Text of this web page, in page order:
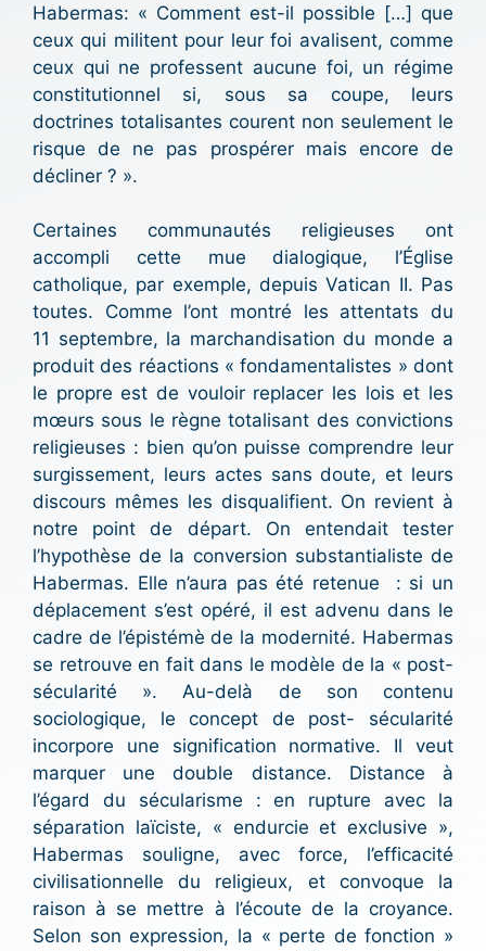
Habermas: « Comment est-il possible […] que
ceux qui militent pour leur foi avalisent, comme
ceux qui ne professent aucune foi, un régime
constitutionnel si, sous sa coupe, leurs
doctrines totalisantes courent non seulement le
risque de ne pas prospérer mais encore de
décliner ? ».
Certaines communautés religieuses ont
accompli cette mue dialogique, l’Église
catholique, par exemple, depuis Vatican II. Pas
toutes. Comme l’ont montré les attentats du
11 septembre, la marchandisation du monde a
produit des réactions « fondamentalistes » dont
le propre est de vouloir replacer les lois et les
mœurs sous le règne totalisant des convictions
religieuses : bien qu’on puisse comprendre leur
surgissement, leurs actes sans doute, et leurs
discours mêmes les disqualifient. On revient à
notre point de départ. On entendait tester
l’hypothèse de la conversion substantialiste de
Habermas. Elle n’aura pas été retenue : si un
déplacement s’est opéré, il est advenu dans le
cadre de l’épistémè de la modernité. Habermas
se retrouve en fait dans le modèle de la « post-
sécularité ». Au-delà de son contenu
sociologique, le concept de post- sécularité
incorpore une signification normative. Il veut
marquer une double distance. Distance à
l’égard du sécularisme : en rupture avec la
séparation laïciste, « endurcie et exclusive »,
Habermas souligne, avec force, l’efficacité
civilisationnelle du religieux, et convoque la
raison à se mettre à l’écoute de la croyance.
Selon son expression, la « perte de fonction »